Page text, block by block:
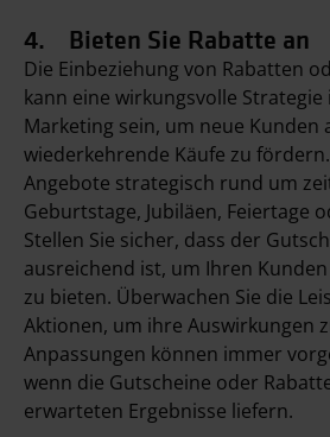
4. Bieten Sie Rabatte an
Die Einbeziehung von Rabatten
kann eine wirkungsvolle Strategie
Marketing sein, um neue Kunden
wiederkehrende Käufe zu
Angebote strategisch rund um
Geburtstage, Jubiläen, Feiertage
Stellen Sie sicher, dass der
ausreichend ist, um Ihren
zu bieten. Überwachen Sie die
Aktionen, um ihre Auswirkungen
Anpassungen können immer
wenn die Gutscheine oder
erwarteten Ergebnisse liefern.